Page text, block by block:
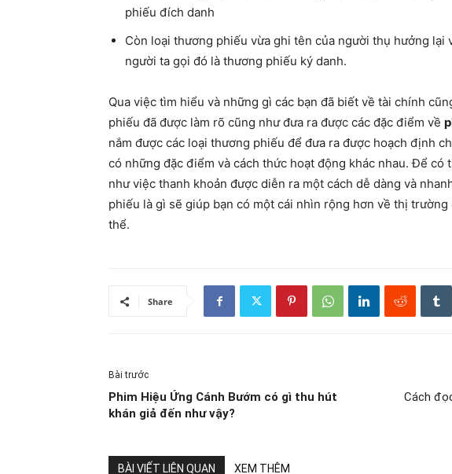
phiếu đích danh
Còn loại thương phiếu vừa ghi tên của người thụ hưởng lại
người ta gọi đó là thương phiếu ký danh.
Qua việc tìm hiểu và những gì các bạn đã biết về tài chính
phiếu đã được làm rõ cũng như đưa ra được các đặc điểm về
nắm được các loại thương phiếu để đưa ra được hoạch định
có những đặc điểm và cách thức hoạt động khác nhau. Để có
như việc thanh khoản được diễn ra một cách dễ dàng và
phiếu là gì sẽ giúp bạn có một cái nhìn rộng hơn về thị
thể.
Share
Bài trước
Phim Hiệu Ứng Cánh Bướm có gì thu hút
khán giả đến như vậy?
Cách
BÀI VIẾT LIÊN QUAN XEM THÊM